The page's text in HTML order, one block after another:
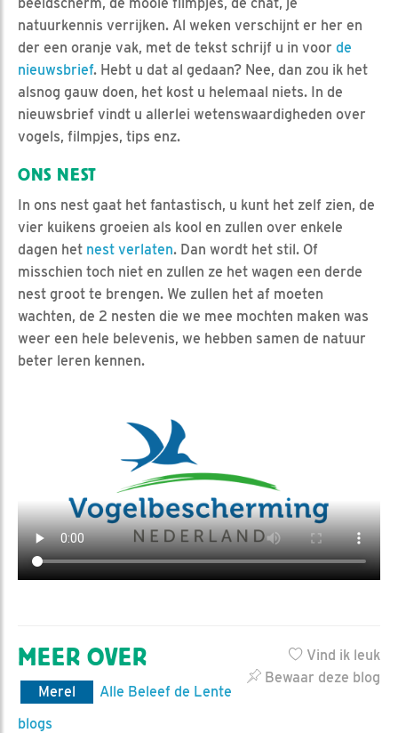
beeldscherm, de mooie filmpjes, de chat, je
natuurkennis verrijken. Al weken verschijnt er her en
der een oranje vak, met de tekst schrijf u in voor de
nieuwsbrief. Hebt u dat al gedaan? Nee, dan zou ik het
alsnog gauw doen, het kost u helemaal niets. In de
nieuwsbrief vindt u allerlei wetenswaardigheden over
vogels, filmpjes, tips enz.
ONS NEST
In ons nest gaat het fantastisch, u kunt het zelf zien, de
vier kuikens groeien als kool en zullen over enkele
dagen het nest verlaten. Dan wordt het stil. Of
misschien toch niet en zullen ze het wagen een derde
nest groot te brengen. We zullen het af moeten
wachten, de 2 nesten die we mee mochten maken was
weer een hele belevenis, we hebben samen de natuur
beter leren kennen.
Vind ik leuk
Bewaar deze blog
MEER OVER
Merel
Alle Beleef de Lente
blogs